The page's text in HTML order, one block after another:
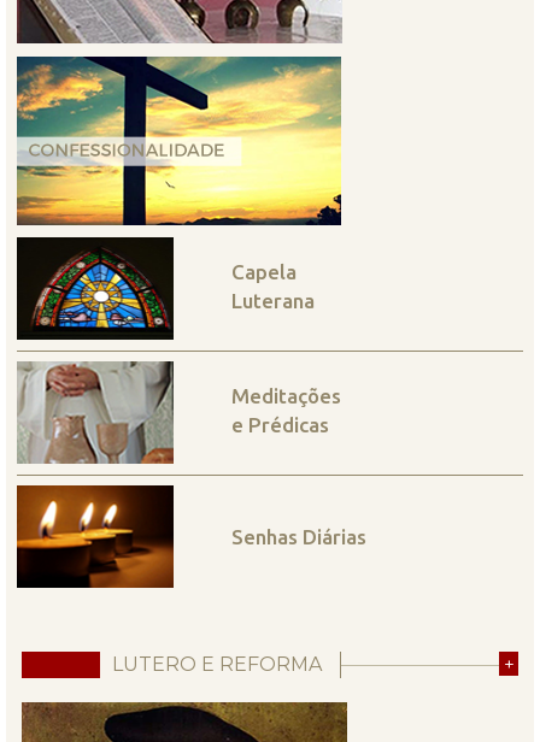
Capela
Luterana
Meditações
e Prédicas
Senhas Diárias
LUTERO E REFORMA +